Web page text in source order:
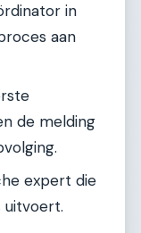
in
aan
de melding
expert die
uitvoert.